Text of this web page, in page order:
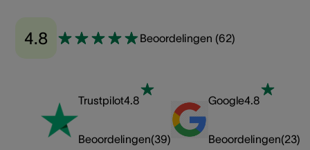
4.8 Beoordelingen (62)
Trustpilot4.8
Beoordelingen(39)
Google4.8
Beoordelingen(23)